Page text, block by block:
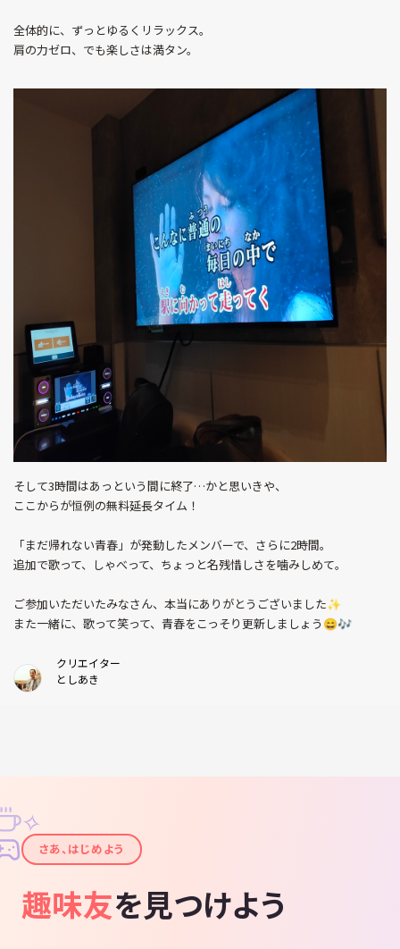
全体的に、ずっとゆるくリラックス。
肩の力ゼロ、でも楽しさは満タン。
そして3時間はあっという間に終了…かと思いきや、
ここからが恒例の無料延長タイム！
「まだ帰れない青春」が発動したメンバーで、さらに2時間。
追加で歌って、しゃべって、ちょっと名残惜しさを噛みしめて。
ご参加いただいたみなさん、本当にありがとうございました✨
また一緒に、歌って笑って、青春をこっそり更新しましょう😄🎶
クリエイター
としあき
✦
✧
さあ、はじめよう
趣味友を見つけよう